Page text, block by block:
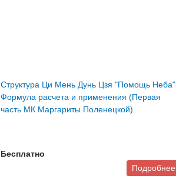
Структура Ци Мень Дунь Цзя "Помощь Неба".
Формула расчета и применения (Первая
часть МК Маргариты Поленецкой)
Бесплатно
Подробнее